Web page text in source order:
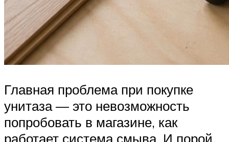
Главная проблема при покупке
унитаза — это невозможность
попробовать в магазине, как
работает система смыва. И порой,